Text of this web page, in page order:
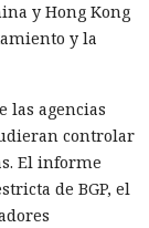
y Hong Kong
y la
las agencias
controlar
El informe
de BGP, el